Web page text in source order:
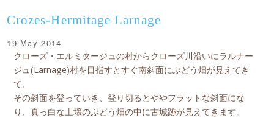
Crozes-Hermitage Larnage
19 May 2014
クローズ・エルミタージュの村からクローズ川沿いにラルナー
ジュ(Larnage)村を目指すとすぐ南斜面にぶどう畑が見えてき
て、
その斜面を登っていき、登り切るとややフラットな斜面にな
り、真っ白な土壌のぶどう畑の中に古城跡が見えてきます。